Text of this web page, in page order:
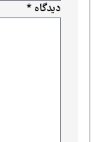
دیدگاه*